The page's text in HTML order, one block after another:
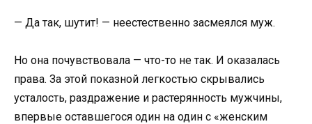
— Да так, шутит! — неестественно засмеялся муж.
Но она почувствовала — что-то не так. И оказалась
права. За этой показной легкостью скрывались
усталость, раздражение и растерянность мужчины,
впервые оставшегося один на один с «женским